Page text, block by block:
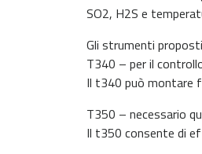
SO2, H2S e
Gli strumenti
T340 – per il
Il t340 può montare
T350 – necessario
Il t350 consente di